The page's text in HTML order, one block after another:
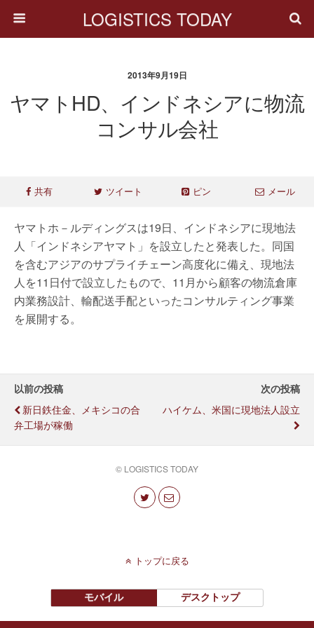
LOGISTICS TODAY
2013年9月19日
ヤマトHD、インドネシアに物流
コンサル会社
共有 ツイート ピン メール
ヤマトホ－ルディングスは19日、インドネシアに現地法
人「インドネシアヤマト」を設立したと発表した。同国
を含むアジアのサプライチェーン高度化に備え、現地法
人を11日付で設立したもので、11月から顧客の物流倉庫
内業務設計、輸配送手配といったコンサルティング事業
を展開する。
以前の投稿
新日鉄住金、メキシコの合
弁工場が稼働
次の投稿
ハイケム、米国に現地法人設立
© LOGISTICS TODAY
トップに戻る
モバイル デスクトップ